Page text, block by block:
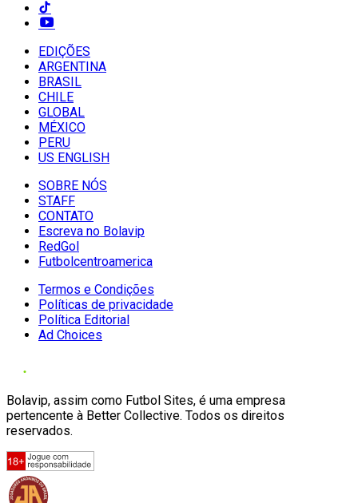
EDIÇÕES
ARGENTINA
BRASIL
CHILE
GLOBAL
MÉXICO
PERU
US ENGLISH
SOBRE NÓS
STAFF
CONTATO
Escreva no Bolavip
RedGol
Futbolcentroamerica
Termos e Condições
Políticas de privacidade
Política Editorial
Ad Choices
Bolavip, assim como Futbol Sites, é uma empresa
pertencente à Better Collective. Todos os direitos
reservados.